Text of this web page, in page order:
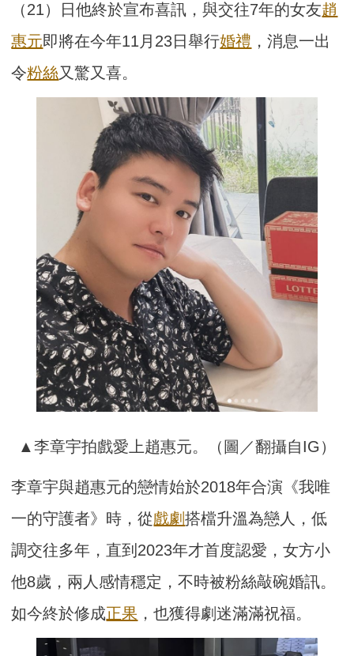
（21）日他終於宣布喜訊，與交往7年的女友趙
惠元即將在今年11月23日舉行婚禮 ，消息一出
令粉絲又驚又喜。
▲李章宇拍戲愛上趙惠元。（圖／翻攝自IG）
李章宇與趙惠元的戀情始於2018年合演《我唯
一的守護者》時，從戲劇搭檔升溫為戀人，低
調交往多年，直到2023年才首度認愛，女方小
他8歲，兩人感情穩定，不時被粉絲敲碗婚訊。
如今終於修成正果 ，也獲得劇迷滿滿祝福。